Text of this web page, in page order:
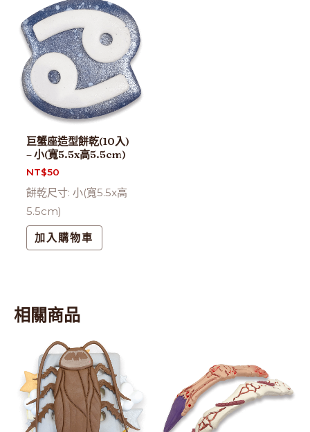
巨蟹座造型餅乾(10入)
– 小(寬5.5x高5.5cm)
NT$50
餅乾尺寸: 小(寬5.5x高
5.5cm)
加入購物車
相關商品
此
產
品
有
多